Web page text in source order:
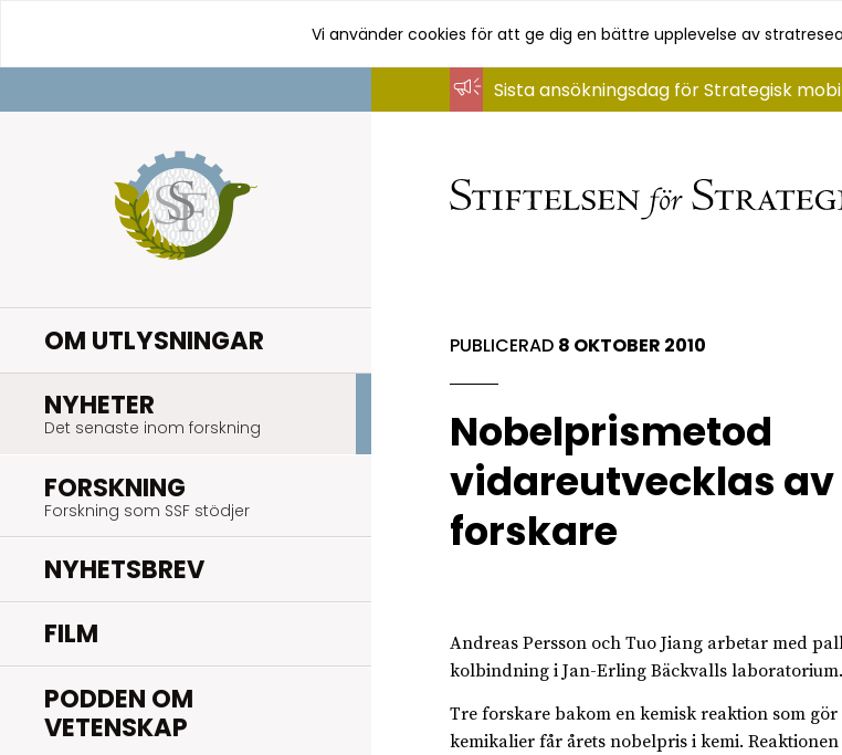
innehåll
Vi använder cookies för att ge dig en bättre upplevelse av
OM UTLYSNINGAR
NYHETER
Det senaste inom forskning
FORSKNING
Forskning som SSF stödjer
NYHETSBREV
FILM
PODDEN OM
VETENSKAP
Sista ansökningsdag för Strategisk
PUBLICERAD 8 OKTOBER 2010
Nobelprismetod
vidareutvecklas av
forskare
Andreas Persson och Tuo Jiang arbetar med
kolbindning i Jan-Erling Bäckvalls laboratorium.
Tre forskare bakom en kemisk reaktion som
kemikalier får årets nobelpris i kemi.